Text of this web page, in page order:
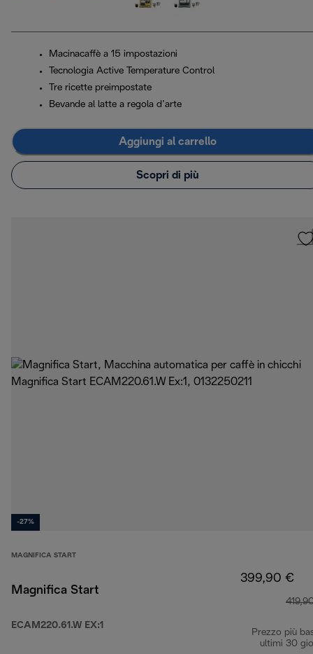
Macinacaffè a 15 impostazioni
Tecnologia Active Temperature Control
Tre ricette preimpostate
Bevande al latte a regola d’arte
Aggiungi al carrello
Scopri di più
-27%
MAGNIFICA START
Magnifica Start
ECAM220.61.W EX:1
399,90 €
Prezzo più
ultimi 30